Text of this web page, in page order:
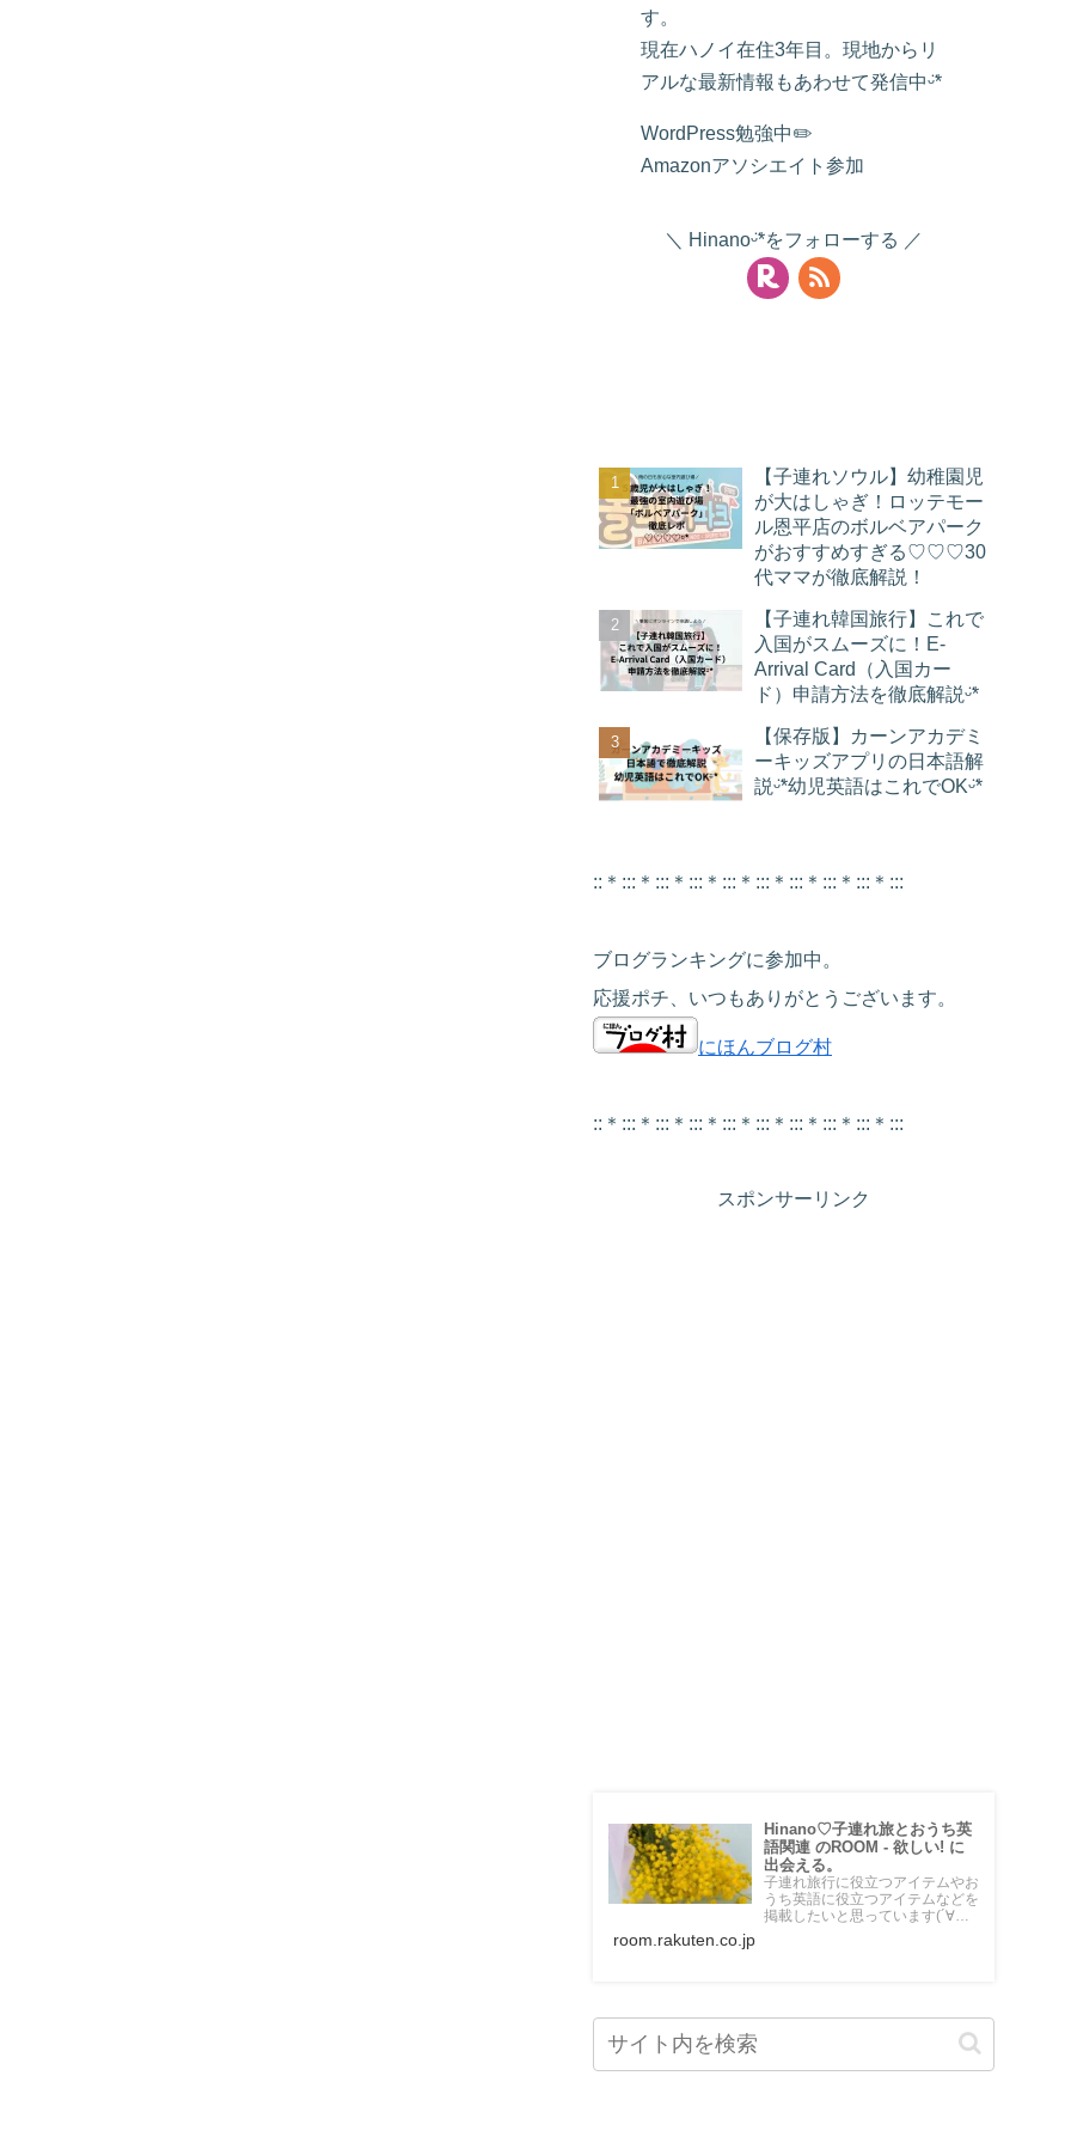
す。
現在ハノイ在住3年目。現地からリ
アルな最新情報もあわせて発信中ᵕ̈*
WordPress勉強中✏️
Amazonアソシエイト参加
Hinanoᵕ̈*をフォローする
【子連れソウル】幼稚園児
が大はしゃぎ！ロッテモー
ル恩平店のボルベアパーク
がおすすめすぎる♡♡♡30
代ママが徹底解説！
【子連れ韓国旅行】これで
入国がスムーズに！E-
Arrival Card（入国カー
ド）申請方法を徹底解説ᵕ̈*
【保存版】カーンアカデミ
ーキッズアプリの日本語解
説ᵕ̈*幼児英語はこれでOKᵕ̈*
::＊:::＊:::＊:::＊:::＊:::＊:::＊:::＊:::＊:::
ブログランキングに参加中。
応援ポチ、いつもありがとうございます。
にほんブログ村
::＊:::＊:::＊:::＊:::＊:::＊:::＊:::＊:::＊:::
スポンサーリンク
Hinano♡子連れ旅とおうち英
語関連 のROOM - 欲しい! に
出会える。
子連れ旅行に役立つアイテムやお
うち英語に役立つアイテムなどを
掲載したいと思っています(´∀｀
がよろしくお願いします✴︎
room.rakuten.co.jp